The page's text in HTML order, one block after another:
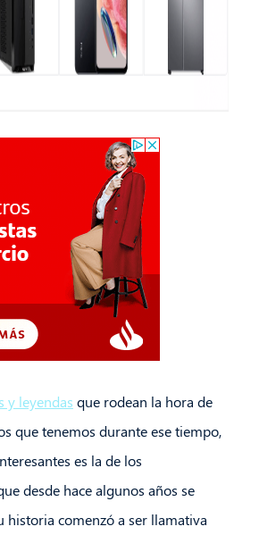
y leyendas que rodean la hora de
que tenemos durante ese tiempo,
es la de los
desde hace algunos años se
historia comenzó a ser llamativa